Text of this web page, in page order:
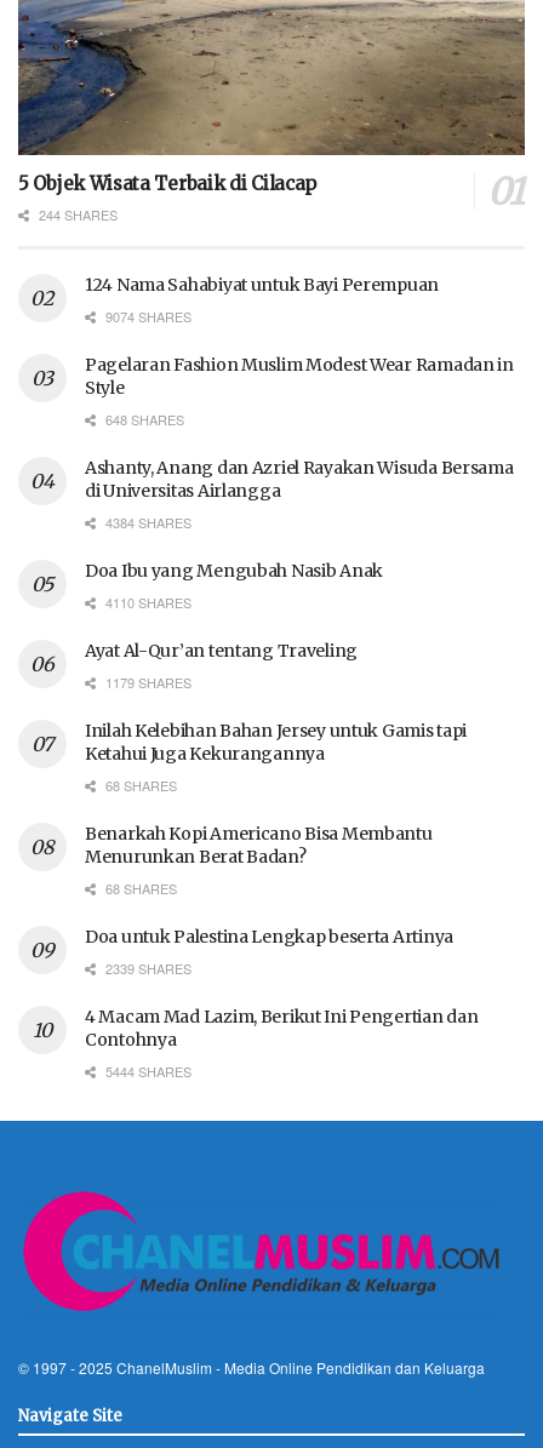
5 Objek Wisata Terbaik di Cilacap
244 SHARES
124 Nama Sahabiyat untuk Bayi Perempuan
9074 SHARES
Pagelaran Fashion Muslim Modest Wear Ramadan in
Style
648 SHARES
Ashanty, Anang dan Azriel Rayakan Wisuda Bersama
di Universitas Airlangga
4384 SHARES
Doa Ibu yang Mengubah Nasib Anak
4110 SHARES
Ayat Al-Qur’an tentang Traveling
1179 SHARES
Inilah Kelebihan Bahan Jersey untuk Gamis tapi
Ketahui Juga Kekurangannya
68 SHARES
Benarkah Kopi Americano Bisa Membantu
Menurunkan Berat Badan?
68 SHARES
Doa untuk Palestina Lengkap beserta Artinya
2339 SHARES
4 Macam Mad Lazim, Berikut Ini Pengertian dan
Contohnya
5444 SHARES
© 1997 - 2025 ChanelMuslim - Media Online Pendidikan dan Keluarga
Navigate Site